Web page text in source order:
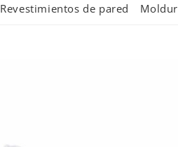
Revestimientos de pared